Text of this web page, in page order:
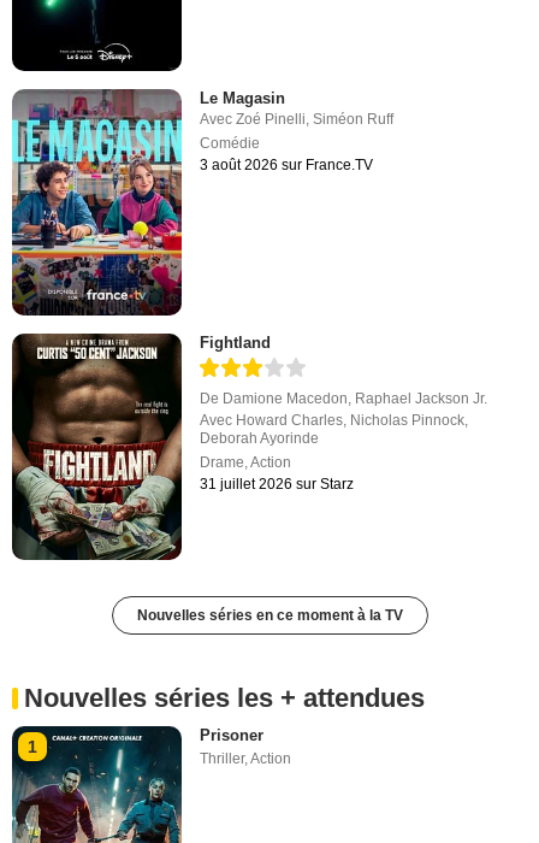
Le Magasin
AvecZoé Pinelli ,Siméon Ruff
Comédie
3 août 2026 sur France.TV
Fightland
De Damione Macedon, Raphael Jackson Jr.
Avec Howard Charles, Nicholas Pinnock,
Deborah Ayorinde
Drame,Action
31 juillet 2026 sur Starz
Nouvelles séries en ce moment à la TV
Nouvelles séries les + attendues
1
Prisoner
Thriller,Action